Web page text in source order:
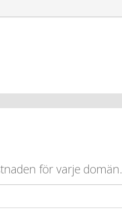
för varje domän.